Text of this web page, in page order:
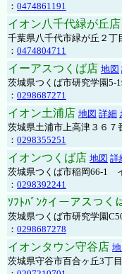
： 0474861191
イオン八千代緑が丘店
千葉県八千代市緑が丘２
： 0474804711
イーアスつくば店 地図
茨城県つくば市研究学園5-
： 0298687271
イオン土浦店 地図 詳細
茨城県土浦市上高津３６
： 0298355251
イオンつくば店 地図 詳
茨城県つくば市稲岡66-1
： 0298392241
ｿﾌﾄﾊﾞﾝｸイーアスつく
茨城県つくば市研究学園
： 0298687278
イオンタウン守谷店
茨城県守谷市百合ヶ丘3丁